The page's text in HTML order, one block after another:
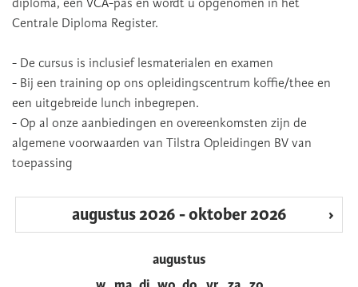
diploma, een VCA-pas en wordt u opgenomen in het
Centrale Diploma Register.
- De cursus is inclusief lesmaterialen en examen
- Bij een training op ons opleidingscentrum koffie/thee en
een uitgebreide lunch inbegrepen.
- Op al onze aanbiedingen en overeenkomsten zijn de
algemene voorwaarden van Tilstra Opleidingen BV van
toepassing
augustus 2026 - oktober 2026 ›
augustus